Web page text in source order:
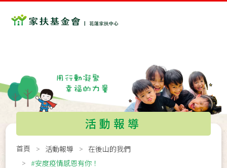
活動報導
首頁 活動報導
在後山的我們
#安度疫情感恩有你！